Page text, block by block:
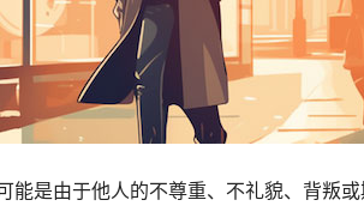
能是由于他人的不尊重、不礼貌、背叛